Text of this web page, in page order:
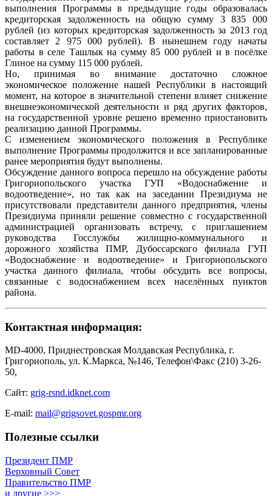
выполнения Программы в предыдущие годы образовалась
кредиторская задолженность на общую сумму 3 835 000
рублей (из которых кредиторская задолженность за 2013 год
составляет 2 975 000 рублей). В нынешнем году начаты
работы в селе Ташлык на сумму 85 000 рублей и в посёлке
Глиное на сумму 115 000 рублей.
Но, принимая во внимание достаточно сложное
экономическое положение нашей Республики в настоящий
момент, на которое в значительной степени влияет снижение
внешнеэкономической деятельности и ряд других факторов,
на государственной уровне решено временно приостановить
реализацию данной Программы.
С изменением экономического положения в Республике
выполнение Программы продолжится и все запланированные
ранее мероприятия будут выполнены.
Обсуждение данного вопроса перешло на обсуждение работы
Григориопольского участка ГУП «Водоснабжение и
водоотведение», но так как на заседании Президиума не
присутствовали представители данного предприятия, члены
Президиума приняли решение совместно с государственной
администрацией организовать встречу, с приглашением
руководства Госслужбы жилищно-коммунального и
дорожного хозяйства ПМР, Дубоссарского филиала ГУП
«Водоснабжение и водоотведение» и Григориопольского
участка данного филиала, чтобы обсудить все вопросы,
связанные с водоснабжением всех населённых пунктов
района.
Контактная информация:
MD-4000, Приднестровская Молдавская Республика, г.
Григориополь, ул. К.Маркса, №146, Телефон\Факс (210) 3-26-
50,
Сайт: grig-rsnd.idknet.com
E-mail: mail@grigsovet.gospmr.org
Полезные ссылки
Президент ПМР
Верховный Совет
Правительство ПМР
и другие >>>